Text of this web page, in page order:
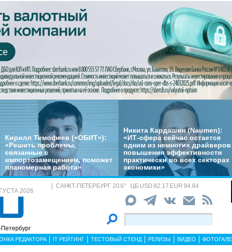
Кирилл Тимофеев («ОБИТ»):
«Решить проблемы,
связанные с
импортозамещением, поможет
планомерная работа»
Никита Кардашин (Naumen):
«ИТ-сфера сейчас остается
одним из немногих драйверов
повышения эффективности
практически во всех секторах
экономики»
2026
САНКТ-ПЕТЕРБУРГ 20.6° ЦБ USD 82.17 EUR 94.84
РЕДАКТОРА IT РЕЙТИНГ ТЕСТОВЫЙ СТЕНД РЕЛИЗЫ ВИДЕО